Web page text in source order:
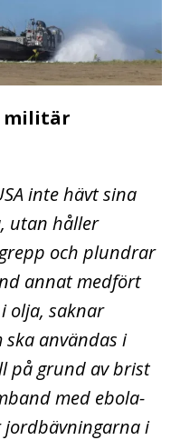
militär
inte hävt sina
utan håller
och plundrar
annat medfört
olja, saknar
användas i
på grund av brist
med ebola-
jordbävningarna i